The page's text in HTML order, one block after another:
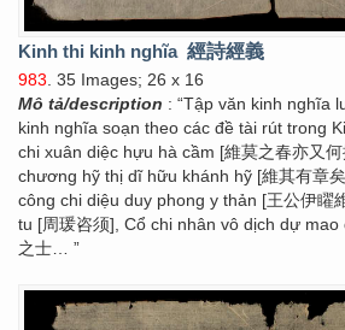
Kinh thi kinh nghĩa 經詩經義
983 . 35 Images; 26 x 16
Mô tả/description : “Tập văn kinh nghĩa
kinh nghĩa soạn theo các đề tài rút trong
chi xuân diệc hựu hà cầm [維莫之春亦又
chương hỹ thị dĩ hữu khánh hỹ [維其有章
công chi diệu duy phong y thản [王公伊矅
tu [周瑗咨须], Cổ chi nhân vô dịch dự mao
之士… ”